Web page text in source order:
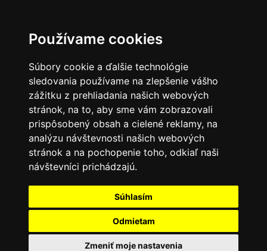
Používame cookies
Súbory cookie a ďalšie technológie
sledovania používame na zlepšenie vášho
zážitku z prehliadania našich webových
stránok, na to, aby sme vám zobrazovali
prispôsobený obsah a cielené reklamy, na
analýzu návštevnosti našich webových
stránok a na pochopenie toho, odkiaľ naši
návštevníci prichádzajú.
Súhlasím
Odmietam
Zmeniť moje nastavenia